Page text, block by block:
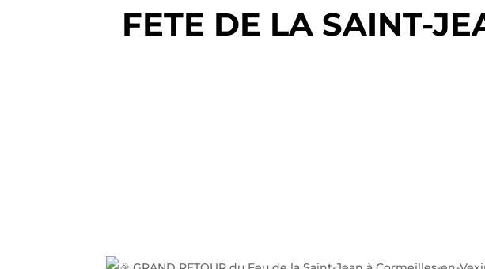
FETE DE LA SAINT-